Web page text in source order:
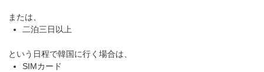
または、
二泊三日以上
という日程で韓国に行く場合は、
SIMカード